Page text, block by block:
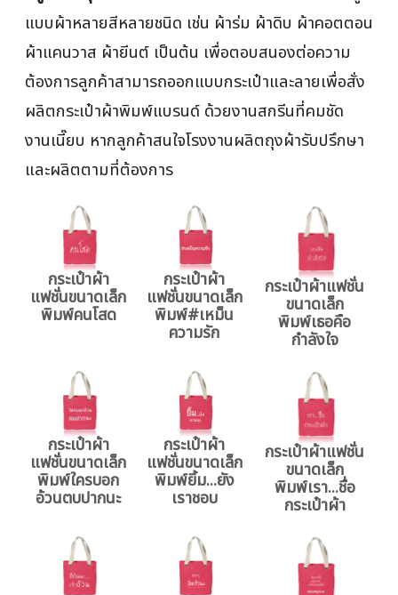
แบบผ้าหลายสีหลายชนิด เช่น ผ้าร่ม ผ้าดิบ ผ้าคอตตอน
ผ้าแคนวาส ผ้ายีนต์ เป็นต้น เพื่อตอบสนองต่อความ
ต้องการลูกค้าสามารถออกแบบกระเป๋าและลายเพื่อสั่ง
ผลิตกระเป๋าผ้าพิมพ์แบรนด์ ด้วยงานสกรีนที่คมชัด
งานเนี๊ยบ หากลูกค้าสนใจโรงงานผลิตถุงผ้ารับปรึกษา
และผลิตตามที่ต้องการ
กระเป๋าผ้า
แฟชั่นขนาดเล็ก
พิมพ์คนโสด
กระเป๋าผ้า
แฟชั่นขนาดเล็ก
พิมพ์#เหม็น
ความรัก
กระเป๋าผ้าแฟชั่น
ขนาดเล็ก
พิมพ์เธอคือ
กำลังใจ
กระเป๋าผ้า
แฟชั่นขนาดเล็ก
พิมพ์ใครบอก
อ้วนตบปากนะ
กระเป๋าผ้า
แฟชั่นขนาดเล็ก
พิมพ์ยิ้ม...ยัง
เราชอบ
กระเป๋าผ้าแฟชั่น
ขนาดเล็ก
พิมพ์เรา...ชื่อ
กระเป๋าผ้า